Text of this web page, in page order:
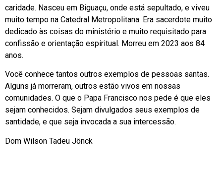
caridade. Nasceu em Biguaçu, onde está sepultado, e viveu
muito tempo na Catedral Metropolitana. Era sacerdote muito
dedicado às coisas do ministério e muito requisitado para
confissão e orientação espiritual. Morreu em 2023 aos 84
anos.
Você conhece tantos outros exemplos de pessoas santas.
Alguns já morreram, outros estão vivos em nossas
comunidades. O que o Papa Francisco nos pede é que eles
sejam conhecidos. Sejam divulgados seus exemplos de
santidade, e que seja invocada a sua intercessão.
Dom Wilson Tadeu Jönck